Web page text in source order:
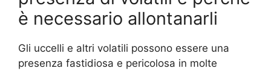
è necessario allontanarli
Gli uccelli e altri volatili possono essere una
presenza fastidiosa e pericolosa in molte